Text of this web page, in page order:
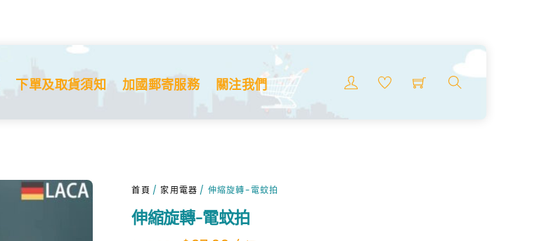
Menu
索
下單及取貨須知 加國郵寄服務 關注我們
首頁 / 家用電器 / 伸縮旋轉-電蚊拍
伸縮旋轉-電蚊拍